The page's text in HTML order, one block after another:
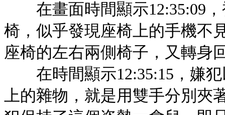
在畫面時間顯示12:35:09，
椅，似乎發現座椅上的手機不
座椅的左右兩側椅子，又轉身
在時間顯示12:35:15，嫌犯
上的雜物，就是用雙手分別夾